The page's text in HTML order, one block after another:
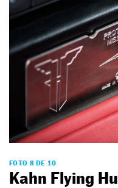
FOTO 8 DE 10
Kahn Flying